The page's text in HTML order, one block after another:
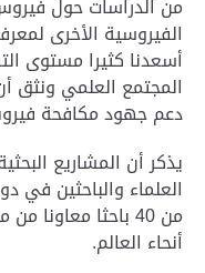
من الدراسات حول
الفيروسية الأخرى
أسعدنا كثيرا مستوى
المجتمع العلمي ونثق
دعم جهود مكافحة
يذكر أن المشاريع
العلماء والباحثين في
من 40 باحثا
أنحاء العالم.